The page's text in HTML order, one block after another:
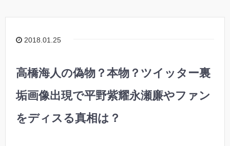
2018.01.25
高橋海人の偽物？本物？ツイッター裏
垢画像出現で平野紫耀永瀬廉やファン
をディスる真相は？